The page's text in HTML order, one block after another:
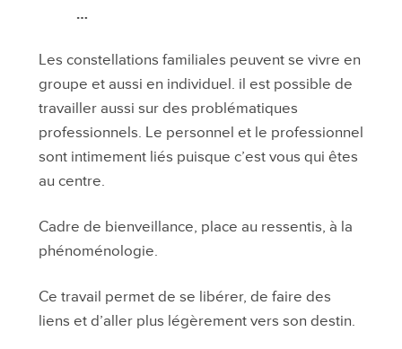
…
Les constellations familiales peuvent se vivre en
groupe et aussi en individuel. il est possible de
travailler aussi sur des problématiques
professionnels. Le personnel et le professionnel
sont intimement liés puisque c’est vous qui êtes
au centre.
Cadre de bienveillance, place au ressentis, à la
phénoménologie.
Ce travail permet de se libérer, de faire des
liens et d’aller plus légèrement vers son destin.